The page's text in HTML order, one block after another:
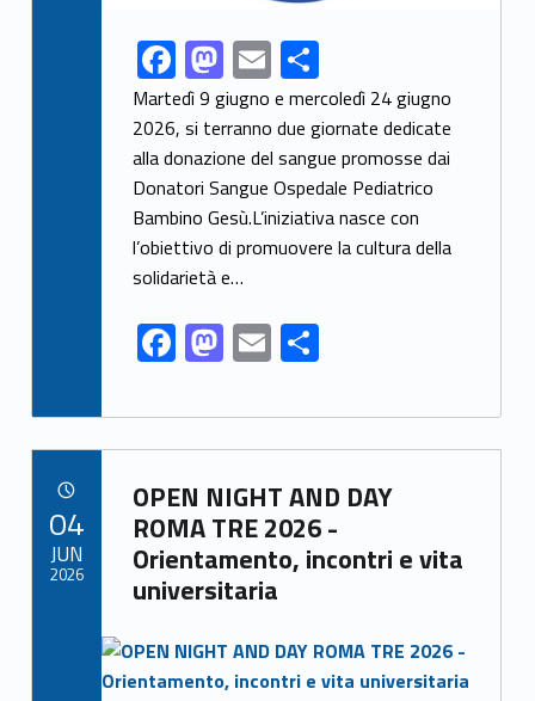
Link identifier share facebook archive #share-link-archive-21656F
ac
e
b
o
o
k
M
as
to
d
o
n
E
m
ai
l
S
h
ar
e
Martedì 9 giugno e mercoledì 24 giugno
2026, si terranno due giornate dedicate
alla donazione del sangue promosse dai
Donatori Sangue Ospedale Pediatrico
Bambino Gesù.L’iniziativa nasce con
l’obiettivo di promuovere la cultura della
solidarietà e…
F
ac
e
b
o
o
k
M
as
to
d
o
n
E
m
ai
l
S
ar
e
Link identifier archive #link-archive-92246
OPEN NIGHT AND DAY
ROMA TRE 2026 -
Orientamento, incontri e vita
universitaria
Link identifier archive #link-archive-thumb-soap-61872
04
JUN
2026